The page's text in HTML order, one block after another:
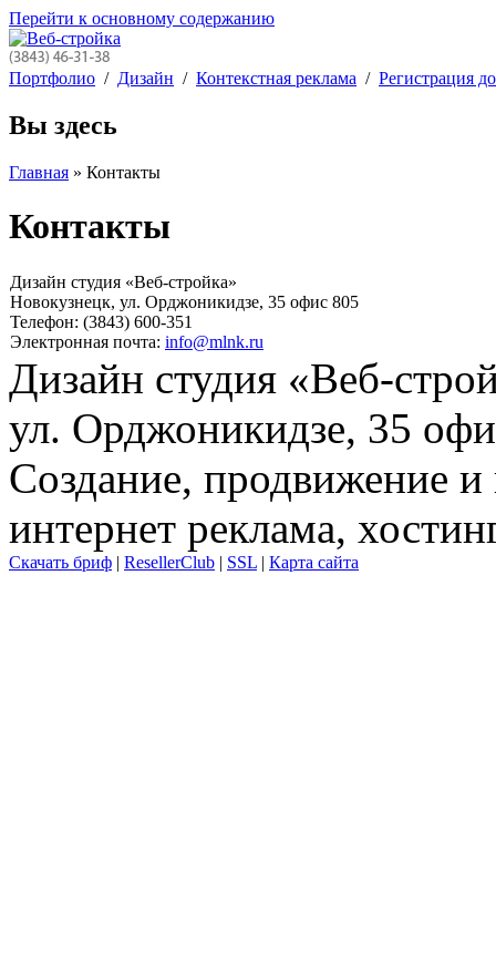
Перейти к основному содержанию
Портфолио / Дизайн / Контекстная реклама / Регистрация
Вы здесь
Главная » Контакты
Контакты
Дизайн студия «Веб-стройка»
Новокузнецк, ул. Орджоникидзе, 35 офис 805
Телефон: (3843) 600-351
Электронная почта: info@mlnk.ru
Дизайн студия «Веб-
ул. Орджоникидзе, 35
Создание, продвижение и
интернет реклама,
Скачать бриф | ResellerClub | SSL | Карта сайта